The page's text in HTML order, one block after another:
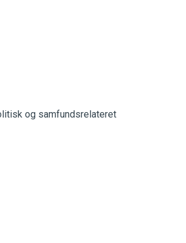
og samfundsrelateret